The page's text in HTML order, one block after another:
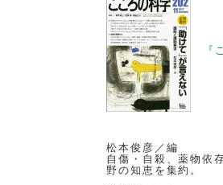
『
松本俊彦／編
自傷・自殺、薬物依
野の知恵を集約。